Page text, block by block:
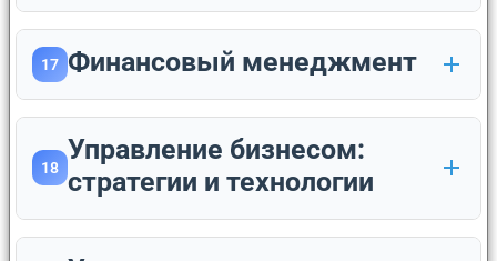
17 Финансовый менеджмент
18
Управление бизнесом:
стратегии и технологии